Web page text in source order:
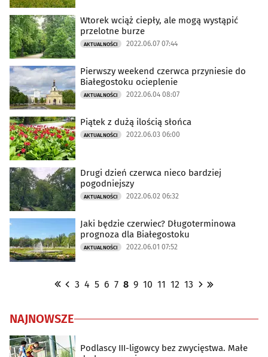
Wtorek wciąż ciepły, ale mogą wystąpić
przelotne burze
AKTUALNOŚCI 2022.06.07 07:44
Pierwszy weekend czerwca przyniesie do
Białegostoku ocieplenie
AKTUALNOŚCI 2022.06.04 08:07
Piątek z dużą ilością słońca
AKTUALNOŚCI 2022.06.03 06:00
Drugi dzień czerwca nieco bardziej
pogodniejszy
AKTUALNOŚCI 2022.06.02 06:32
Jaki będzie czerwiec? Długoterminowa
prognoza dla Białegostoku
AKTUALNOŚCI 2022.06.01 07:52
3 4 5 6 7 8 9 10 11 12 13
NAJNOWSZE
Podlascy III-ligowcy bez zwycięstwa. Małe